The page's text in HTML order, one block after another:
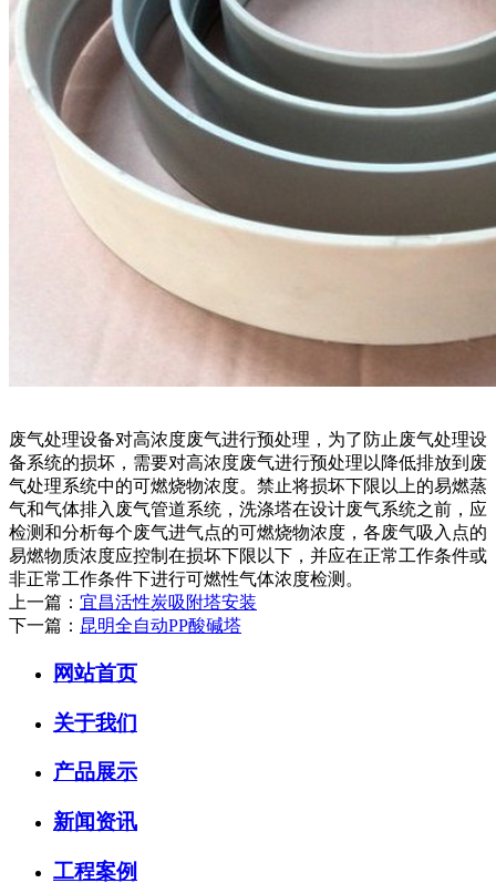
废气处理设备对高浓度废气进行预处理，为了防止废气处理设
备系统的损坏，需要对高浓度废气进行预处理以降低排放到废
气处理系统中的可燃烧物浓度。禁止将损坏下限以上的易燃蒸
气和气体排入废气管道系统，洗涤塔在设计废气系统之前，应
检测和分析每个废气进气点的可燃烧物浓度，各废气吸入点的
易燃物质浓度应控制在损坏下限以下，并应在正常工作条件或
非正常工作条件下进行可燃性气体浓度检测。
上一篇： 宜昌活性炭吸附塔安装
下一篇： 昆明全自动PP酸碱塔
网站首页
关于我们
产品展示
新闻资讯
工程案例